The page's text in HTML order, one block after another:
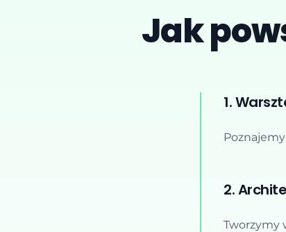
Jak
1.
2.
Tworzymy